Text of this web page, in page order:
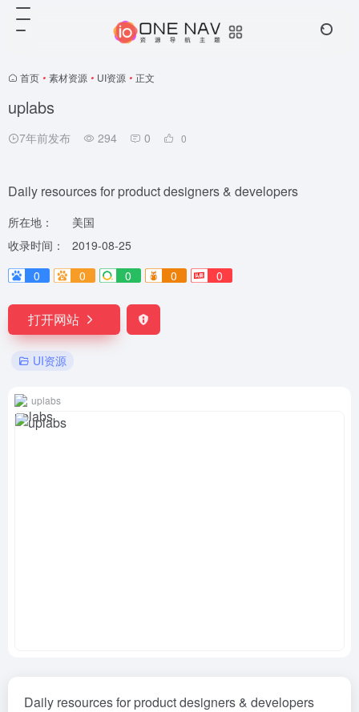
首页 • 素材资源 • UI资源 • 正文
uplabs
7年前发布 294 0 0
Daily resources for product designers & developers
所在地：
美国
收录时间：
2019-08-25
0
0 0 0 0
打开网站
UI资源
uplabs
Daily resources for product designers & developers